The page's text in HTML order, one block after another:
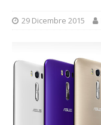
29 Dicembre 2015